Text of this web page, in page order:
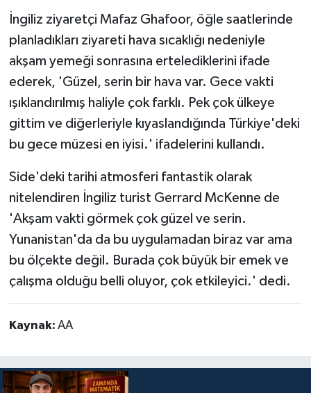
İngiliz ziyaretçi Mafaz Ghafoor, öğle saatlerinde
planladıkları ziyareti hava sıcaklığı nedeniyle
akşam yemeği sonrasına ertelediklerini ifade
ederek, 'Güzel, serin bir hava var. Gece vakti
ışıklandırılmış haliyle çok farklı. Pek çok ülkeye
gittim ve diğerleriyle kıyaslandığında Türkiye'deki
bu gece müzesi en iyisi.' ifadelerini kullandı.
Side'deki tarihi atmosferi fantastik olarak
nitelendiren İngiliz turist Gerrard McKenne de
'Akşam vakti görmek çok güzel ve serin.
Yunanistan'da da bu uygulamadan biraz var ama
bu ölçekte değil. Burada çok büyük bir emek ve
çalışma olduğu belli oluyor, çok etkileyici.' dedi.
Kaynak: AA